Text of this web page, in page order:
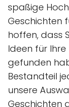
spaßige
Geschichten
hoffen, dass
Ideen für
gefunden
Bestandteil
unsere
Geschichten